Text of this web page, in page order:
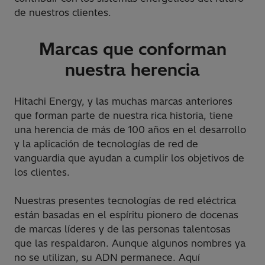
de nuestros clientes.
Marcas que conforman
nuestra herencia
Hitachi Energy, y las muchas marcas anteriores
que forman parte de nuestra rica historia, tiene
una herencia de más de 100 años en el desarrollo
y la aplicación de tecnologías de red de
vanguardia que ayudan a cumplir los objetivos de
los clientes.
Nuestras presentes tecnologías de red eléctrica
están basadas en el espíritu pionero de docenas
de marcas líderes y de las personas talentosas
que las respaldaron. Aunque algunos nombres ya
no se utilizan, su ADN permanece. Aquí